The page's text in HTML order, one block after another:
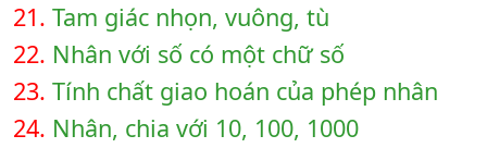
21. Tam giác nhọn, vuông, tù
22. Nhân với số có một chữ số
23. Tính chất giao hoán của phép nhân
24. Nhân, chia với 10, 100, 1000